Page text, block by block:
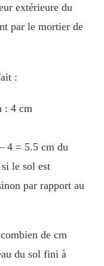
extérieure du
par le mortier de
:
: 4 cm
4 = 5.5 cm du
le sol est
par rapport au
de cm
du sol fini à